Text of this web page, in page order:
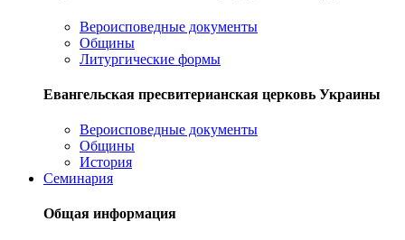
Вероисповедные документы
Общины
Литургические формы
Евангельская пресвитерианская церковь Украины
Вероисповедные документы
Общины
История
Семинария
Общая информация